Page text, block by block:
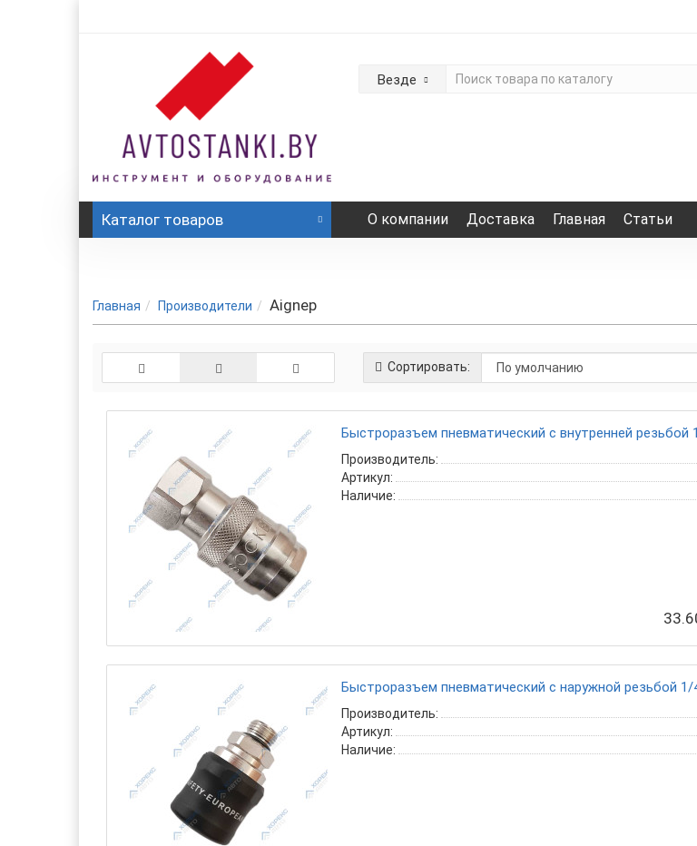
Везде
Каталог товаров О компании Доставка Главная Статьи
Главная Производители Aignep
Сортировать:
Быстроразъем пневматический с внутренней резьбой
Производитель:
Артикул:
Наличие:
Быстроразъем пневматический с наружной резьбой 1/
Производитель:
Артикул:
Наличие: